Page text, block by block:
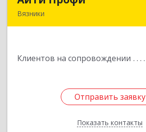
Вязники
Клиентов на сопровождении
Отправить заявку
Показать контакты
Отправить заявку
Назад